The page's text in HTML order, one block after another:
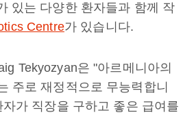
있는 다양한 환자들과 함께 작
Centre가 있습니다.
Tekyozyan은 "아르메니아의
주로 재정적으로 무능력합니
자가 직장을 구하고 좋은 급여를